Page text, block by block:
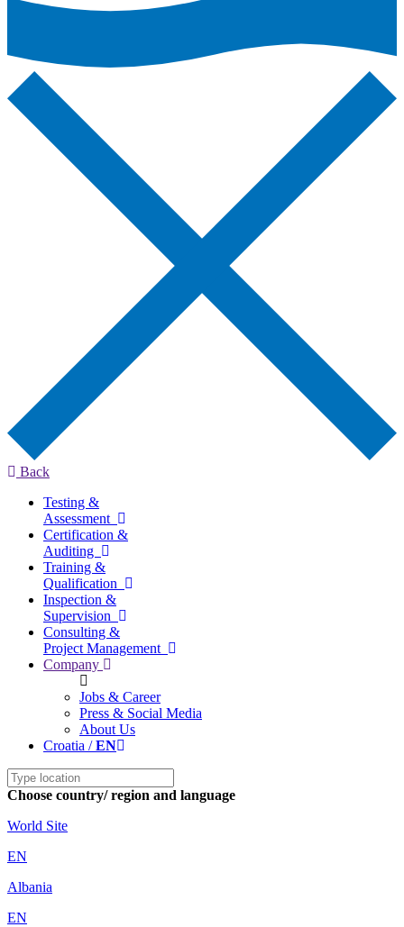
Back
Testing &
Assessment
Certification &
Auditing
Training &
Qualification
Inspection &
Supervision
Consulting &
Project Management
Company
Jobs & Career
Press & Social Media
About Us
Croatia /EN
Choose country/ region and language
World Site
EN
Albania
EN